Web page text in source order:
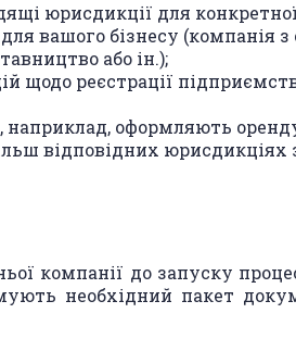
юрисдикції для
вашого бізнесу (компанія
або ін.);
реєстрації
оформляють оренду
відповідних
компанії до запуску
необхідний пакет